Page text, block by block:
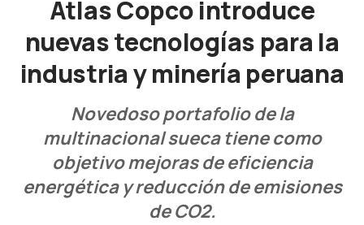
Atlas Copco introduce
nuevas tecnologías para la
industria y minería peruana
Novedoso portafolio de la
multinacional sueca tiene como
objetivo mejoras de eficiencia
energética y reducción de emisiones
de CO2.